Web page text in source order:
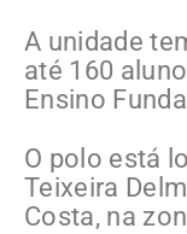
A unidade
até 160
Ensino
O polo está
Teixeira
Costa, na